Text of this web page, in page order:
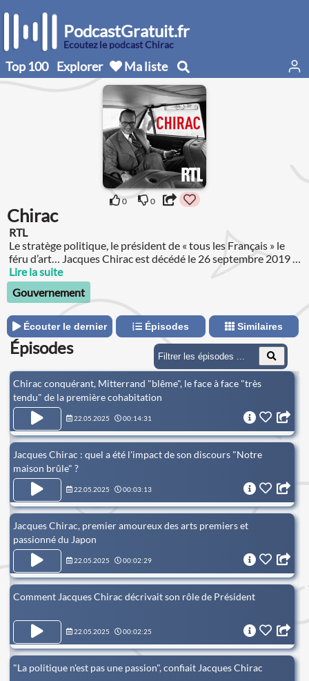
PodcastGratuit.fr
Écoutez le podcast Chirac
Top 100 Explorer Ma liste
0 0
Chirac
RTL
Le stratège politique, le président de « tous les Français » le
féru d’art… Jacques Chirac est décédé le 26 septembre 2019 à
Paris, à l’âge de 86 ans.
Lire la suite
Gouvernement
Écouter le dernier Épisodes Similaires
Épisodes
Chirac conquérant, Mitterrand "blême", le face à face "très
tendu" de la première cohabitation
22.05.2025 00:14:31
Jacques Chirac : quel a été l'impact de son discours "Notre
maison brûle" ?
22.05.2025 00:03:13
Jacques Chirac, premier amoureux des arts premiers et
passionné du Japon
22.05.2025 00:02:29
Comment Jacques Chirac décrivait son rôle de Président
22.05.2025 00:02:25
"La politique n'est pas une passion", confiait Jacques Chirac